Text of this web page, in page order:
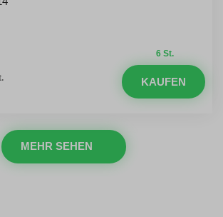
6 St.
KAUFEN
MEHR SEHEN